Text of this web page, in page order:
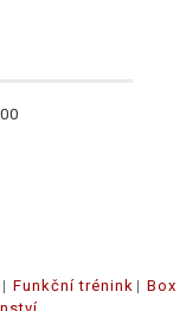
Funkční trénink
Box